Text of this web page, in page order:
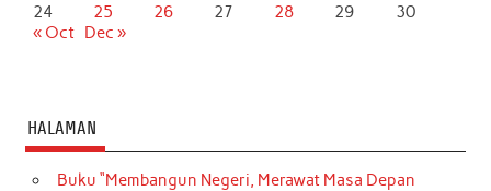
24
25 26 27 28 29
30
« Oct Dec »
HALAMAN
Buku “Membangun Negeri, Merawat Masa Depan